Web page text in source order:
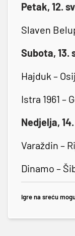
Petak, 12.
Slaven
Subota, 13.
Hajduk –
Istra 1961 –
Nedjelja,
Varaždin –
Dinamo –
Igre na sreću